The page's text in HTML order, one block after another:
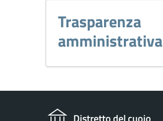
Trasparenza
amministrativa